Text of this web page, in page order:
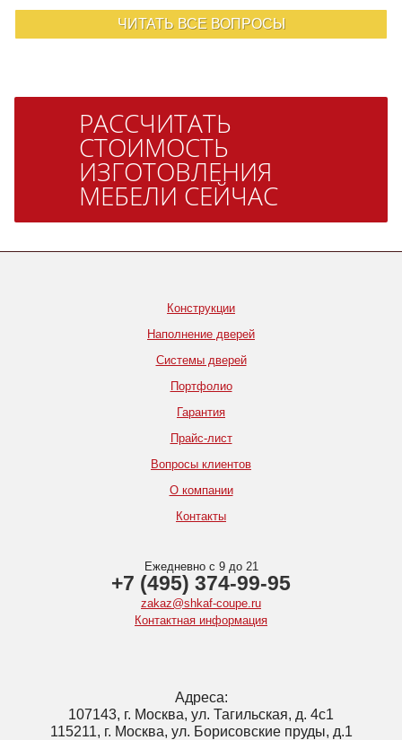
ЧИТАТЬ ВСЕ ВОПРОСЫ
РАССЧИТАТЬ
СТОИМОСТЬ
ИЗГОТОВЛЕНИЯ
МЕБЕЛИ СЕЙЧАС
Конструкции
Наполнение дверей
Системы дверей
Портфолио
Гарантия
Прайс-лист
Вопросы клиентов
О компании
Контакты
Ежедневно с 9 до 21
+7 (495) 374-99-95
zakaz@shkaf-coupe.ru
Контактная информация
Адреса:
107143, г. Москва, ул. Тагильская, д. 4с1
115211, г. Москва, ул. Борисовские пруды, д.1